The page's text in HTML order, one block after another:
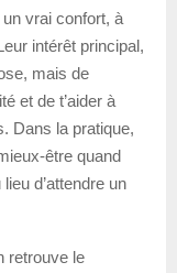
vrai confort, à
intérêt principal,
mais de
et de t’aider à
Dans la pratique,
être quand
d’attendre un
retrouve le